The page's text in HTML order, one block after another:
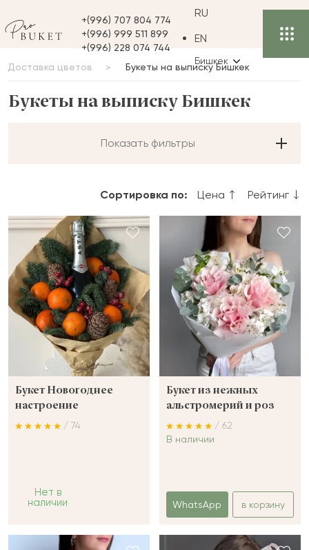
+(996) 707 804 774
+(996) 999 511 899
+(996) 228 074 744
RU
EN
Бишкек
Доставка цветов Букеты на выписку Бишкек
Букеты на выписку Бишкек
Показать фильтры
Сортировка по: Цена Рейтинг
Букет Новогоднее
настроение
/ 74
Нет в
наличии
Букет из нежных
альстромерий и роз
/ 62
В наличии
WhatsApp в корзину